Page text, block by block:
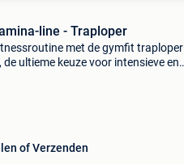
line - Traploper
met de gymfit traploper
ultieme keuze voor intensieve en
of Verzenden